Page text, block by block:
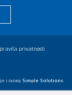
i razvoj Simple Solutions
privatnosti